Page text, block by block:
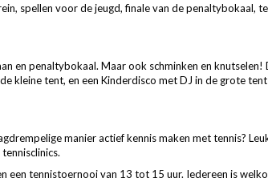
spellen voor de jeugd, finale van de penaltybokaal,
en penaltybokaal. Maar ook schminken en
kleine tent, en een Kinderdisco met DJ in de grote
manier actief kennis maken met tennis?
een tennistoernooi van 13 tot 15 uur. Iedereen is